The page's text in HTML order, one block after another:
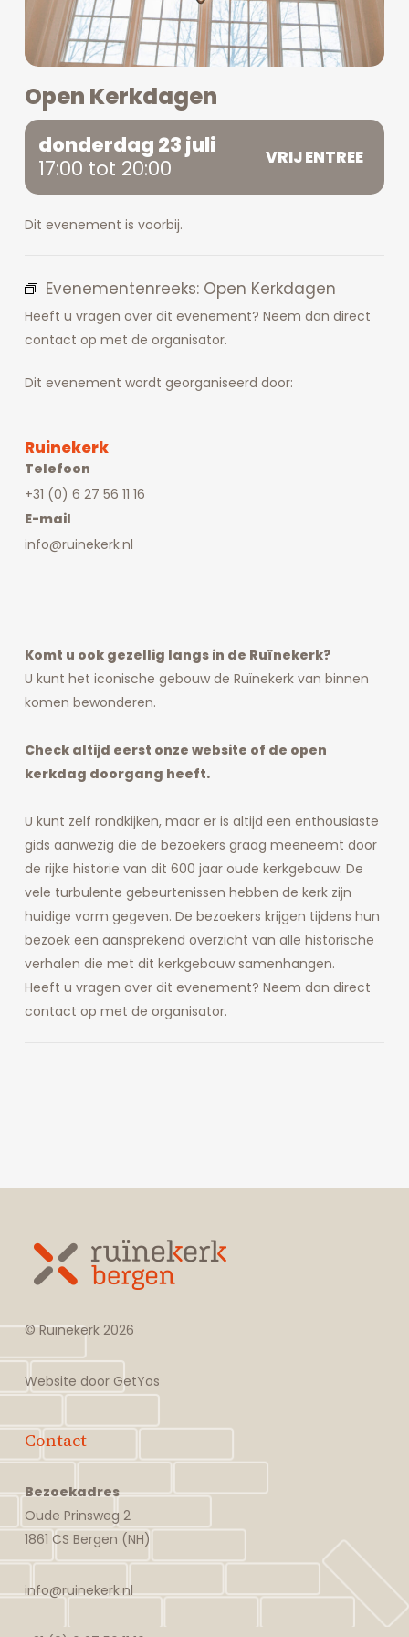
Open Kerkdagen
donderdag 23 juli
17:00 tot 20:00
VRIJ ENTREE
Dit evenement is voorbij.
Evenementenreeks: Open Kerkdagen
Heeft u vragen over dit evenement? Neem dan direct
contact op met de organisator.
Dit evenement wordt georganiseerd door:
Ruinekerk
Telefoon
+31 (0) 6 27 56 11 16
E-mail
info@ruinekerk.nl
Komt u ook gezellig langs in de Ruïnekerk?
U kunt het iconische gebouw de Ruïnekerk van binnen
komen bewonderen.
Check altijd eerst onze website of de open
kerkdag doorgang heeft.
U kunt zelf rondkijken, maar er is altijd een enthousiaste
gids aanwezig die de bezoekers graag meeneemt door
de rijke historie van dit 600 jaar oude kerkgebouw. De
vele turbulente gebeurtenissen hebben de kerk zijn
huidige vorm gegeven. De bezoekers krijgen tijdens hun
bezoek een aansprekend overzicht van alle historische
verhalen die met dit kerkgebouw samenhangen.
Heeft u vragen over dit evenement? Neem dan direct
contact op met de organisator.
© Ruïnekerk 2026
Website doorGetYos
Contact
Bezoekadres
Oude Prinsweg 2
1861 CS Bergen (NH)
info@ruinekerk.nl